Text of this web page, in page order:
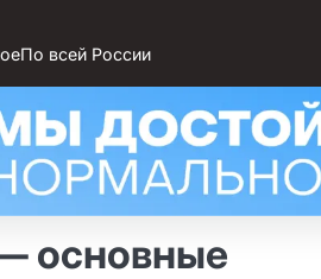
По всей России
основные